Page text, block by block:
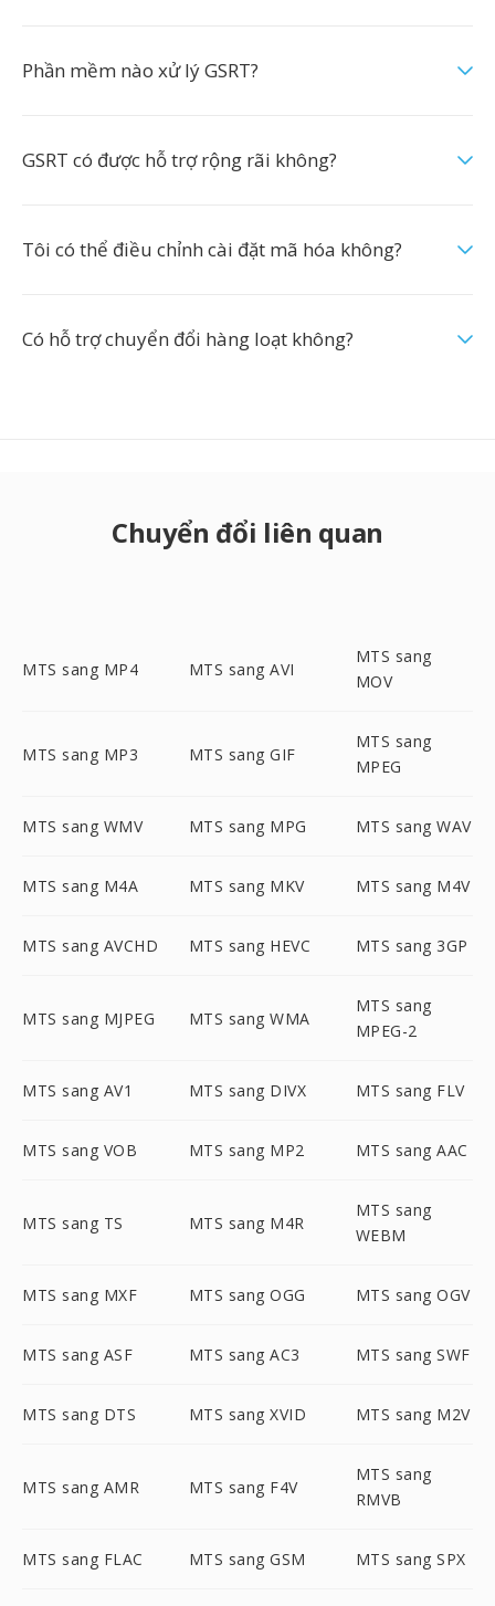
Phần mềm nào xử lý GSRT?
GSRT có được hỗ trợ rộng rãi không?
Tôi có thể điều chỉnh cài đặt mã hóa không?
Có hỗ trợ chuyển đổi hàng loạt không?
Chuyển đổi liên quan
MTS sang MP4 MTS sang AVI
MTS sang
MOV
MTS sang MP3 MTS sang GIF
MTS sang
MPEG
MTS sang WMV MTS sang MPG MTS sang WAV
MTS sang M4A MTS sang MKV MTS sang M4V
MTS sang AVCHD MTS sang HEVC MTS sang 3GP
MTS sang MJPEG MTS sang WMA
MTS sang
MPEG-2
MTS sang AV1 MTS sang DIVX MTS sang FLV
MTS sang VOB MTS sang MP2 MTS sang AAC
MTS sang TS MTS sang M4R
MTS sang
WEBM
MTS sang MXF MTS sang OGG MTS sang OGV
MTS sang ASF MTS sang AC3 MTS sang SWF
MTS sang DTS MTS sang XVID MTS sang M2V
MTS sang AMR MTS sang F4V
MTS sang
RMVB
MTS sang FLAC MTS sang GSM MTS sang SPX